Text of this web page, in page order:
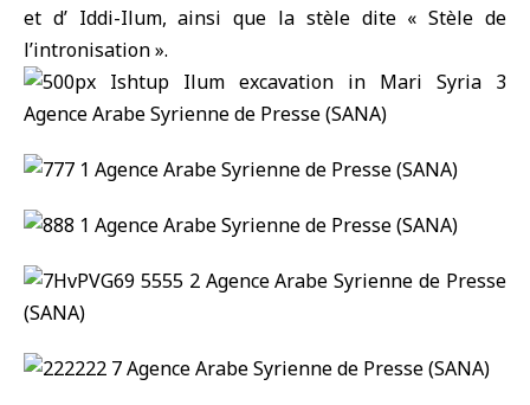
et d’ Iddi-Ilum, ainsi que la stèle dite « Stèle de
l’intronisation ».